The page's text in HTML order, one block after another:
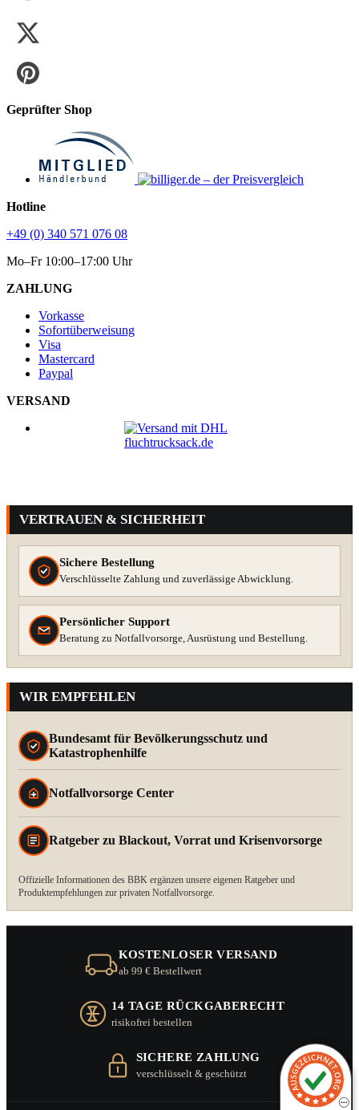
Geprüfter Shop
Hotline
+49 (0) 340 571 076 08
Mo–Fr 10:00–17:00 Uhr
ZAHLUNG
Vorkasse
Sofortüberweisung
Visa
Mastercard
Paypal
VERSAND
VERTRAUEN & SICHERHEIT
Sichere Bestellung
Verschlüsselte Zahlung und zuverlässige Abwicklung.
Persönlicher Support
Beratung zu Notfallvorsorge, Ausrüstung und Bestellung.
WIR EMPFEHLEN
Bundesamt für Bevölkerungsschutz und
Katastrophenhilfe
Notfallvorsorge Center
Ratgeber zu Blackout, Vorrat und Krisenvorsorge
Offizielle Informationen des BBK ergänzen unsere eigenen Ratgeber und
Produktempfehlungen zur privaten Notfallvorsorge.
KOSTENLOSER VERSAND
ab 99 € Bestellwert
14 TAGE RÜCKGABERECHT
risikofrei bestellen
SICHERE ZAHLUNG
verschlüsselt & geschützt